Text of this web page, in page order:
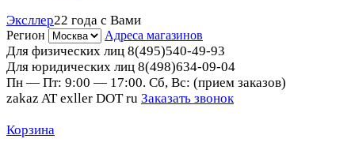
Эксллер22 года с Вами
Регион Адреса магазинов
Для физических лиц 8(495)540-49-93
Для юридических лиц 8(498)634-09-04
Пн — Пт: 9:00 — 17:00. Сб, Вс: (прием заказов)
zakaz AT exller DOT ru Заказать звонок
Корзина